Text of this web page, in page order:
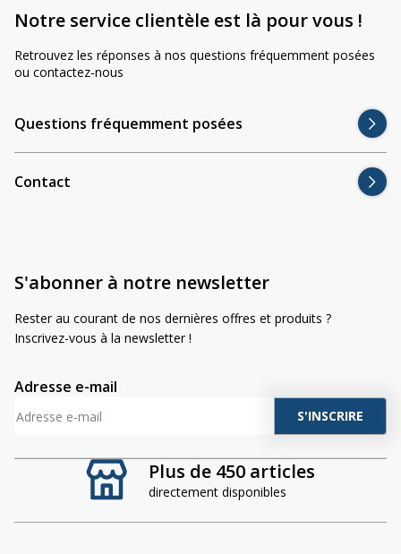
Plus de 450 articles
directement disponibles
Notre service clientèle est là pour vous !
Retrouvez les réponses à nos questions fréquemment posées
ou contactez-nous
Questions fréquemment posées
Contact
S'abonner à notre newsletter
Rester au courant de nos dernières offres et produits ?
Inscrivez-vous à la newsletter !
Adresse e-mail
A
t